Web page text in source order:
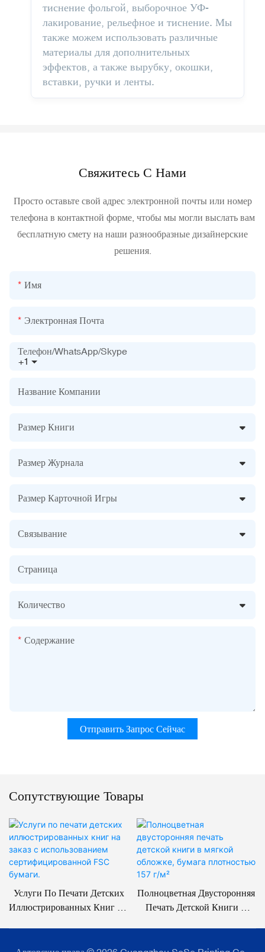
тиснение фольгой, выборочное УФ-
лакирование, рельефное и тиснение. Мы
также можем использовать различные
материалы для дополнительных
эффектов, а также вырубку, окошки,
вставки, ручки и ленты.
Свяжитесь С Нами
Просто оставьте свой адрес электронной почты или номер
телефона в контактной форме, чтобы мы могли выслать вам
бесплатную смету на наши разнообразные дизайнерские
решения.
Имя
Электронная Почта
+1
Телефон/WhatsApp/Skype
Название Компании
Размер Книги
Размер Журнала
Размер Карточной Игры
Связывание
Страница
Количество
Содержание
Отправить Запрос Сейчас
Сопутствующие Товары
Услуги По Печати Детских
Иллюстрированных Книг На
Бумаги.
Полноцветная Двусторонняя
Печать Детской Книги В